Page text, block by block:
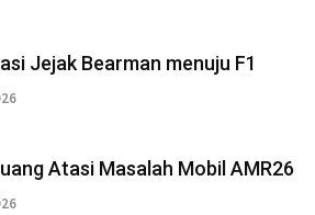
Jejak Bearman menuju F1
Atasi Masalah Mobil AMR26